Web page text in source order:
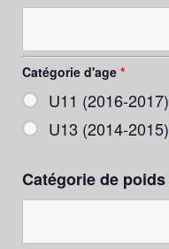
Catégorie d'age *
U11 (2016-2017)
U13 (2014-2015)
Catégorie de poids